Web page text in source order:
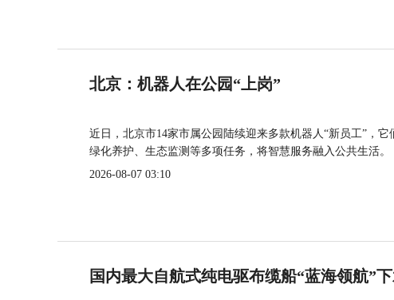
北京：机器人在公园“上岗”
近日，北京市14家市属公园陆续迎来多款机器人“新员工”，
绿化养护、生态监测等多项任务，将智慧服务融入公共生活。
2026-08-07 03:10
国内最大自航式纯电驱布缆船“蓝海领航”